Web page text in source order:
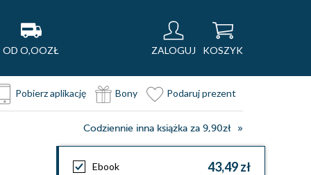
OD O,OOZŁ ZALOGUJ KOSZYK
Pobierz aplikację Bony Podaruj prezent
Codziennie inna książka za 9,90zł
Ebook 43,49 zł